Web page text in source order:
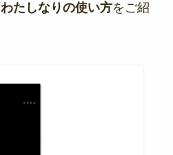
わたしなりの使い方をご紹